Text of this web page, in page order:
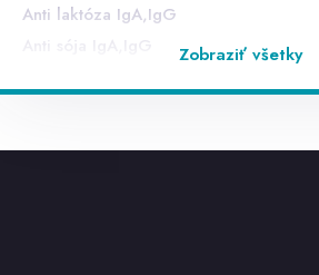
Anti laktóza IgA,IgG
Zobraziť všetky